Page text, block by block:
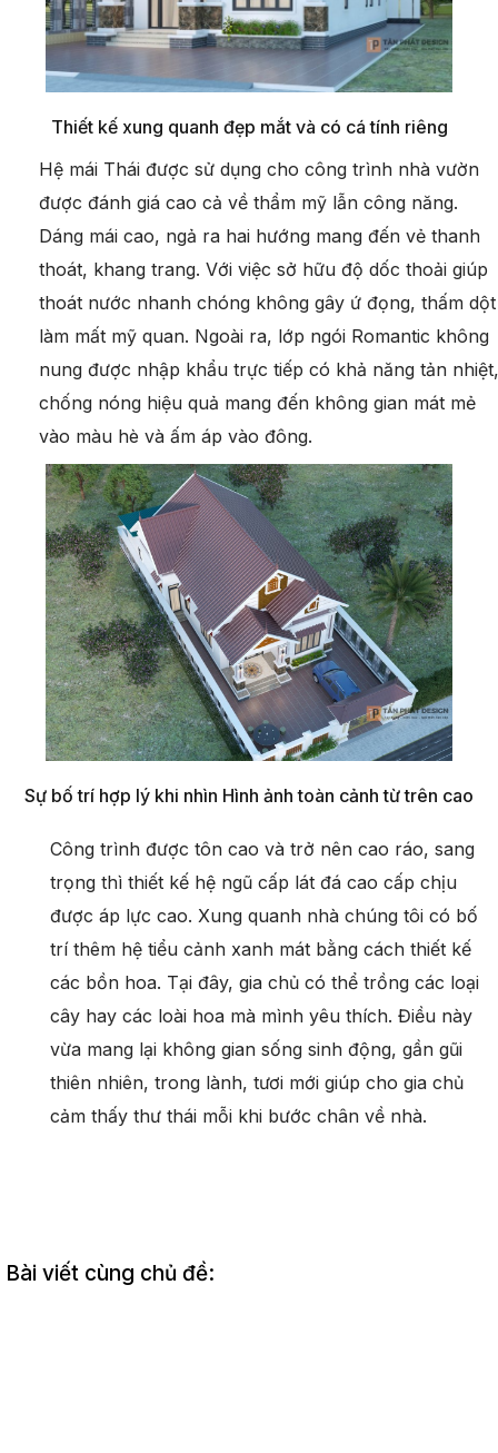
Thiết kế xung quanh đẹp mắt và có cá tính riêng
Hệ mái Thái được sử dụng cho công trình nhà vườn
được đánh giá cao cả về thẩm mỹ lẫn công năng.
Dáng mái cao, ngả ra hai hướng mang đến vẻ thanh
thoát, khang trang. Với việc sở hữu độ dốc thoải giúp
thoát nước nhanh chóng không gây ứ đọng, thấm dột
làm mất mỹ quan. Ngoài ra, lớp ngói Romantic không
nung được nhập khẩu trực tiếp có khả năng tản nhiệt,
chống nóng hiệu quả mang đến không gian mát mẻ
vào màu hè và ấm áp vào đông.
Sự bố trí hợp lý khi nhìn Hình ảnh toàn cảnh từ trên cao
Công trình được tôn cao và trở nên cao ráo, sang
trọng thì thiết kế hệ ngũ cấp lát đá cao cấp chịu
được áp lực cao. Xung quanh nhà chúng tôi có bố
trí thêm hệ tiểu cảnh xanh mát bằng cách thiết kế
các bồn hoa. Tại đây, gia chủ có thể trồng các loại
cây hay các loài hoa mà mình yêu thích. Điều này
vừa mang lại không gian sống sinh động, gần gũi
thiên nhiên, trong lành, tươi mới giúp cho gia chủ
cảm thấy thư thái mỗi khi bước chân về nhà.
Bài viết cùng chủ đề: